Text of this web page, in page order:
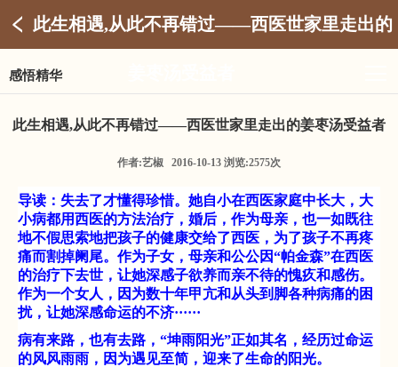
此生相遇,从此不再错过——西医世家里走出的
感悟精华
此生相遇,从此不再错过——西医世家里走出的姜枣汤受益者
作者:艺椒 2016-10-13 浏览:2575次
导读：失去了才懂得珍惜。她自小在西医家庭中长大，大
小病都用西医的方法治疗，婚后，作为母亲，也一如既往
地不假思索地把孩子的健康交给了西医，为了孩子不再疼
痛而割掉阑尾。作为子女，母亲和公公因“帕金森”在西医
的治疗下去世，让她深感子欲养而亲不待的愧疚和感伤。
作为一个女人，因为数十年甲亢和从头到脚各种病痛的困
扰，让她深感命运的不济······
病有来路，也有去路， “坤雨阳光”正如其名，经历过命运
的风风雨雨，因为遇见至简，迎来了生命的阳光。